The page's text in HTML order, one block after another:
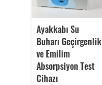
Ayakkabı Su
Buharı Geçirgenlik
ve Emilim
Absorpsiyon Test
Cihazı